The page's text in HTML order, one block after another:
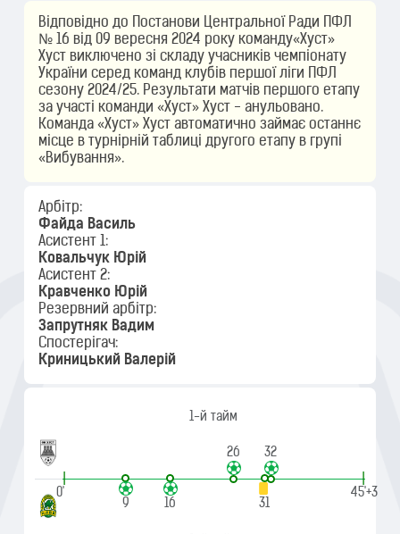
Відповідно до Постанови Центральної Ради ПФЛ
№ 16 від 09 вересня 2024 року команду«Хуст»
Хуст виключено зі складу учасників чемпіонату
України серед команд клубів першої ліги ПФЛ
сезону 2024/25. Результати матчів першого етапу
за участі команди «Хуст» Хуст - анульовано.
Команда «Хуст» Хуст автоматично займає останнє
місце в турнірній таблиці другого етапу в групі
«Вибування».
Арбітр:
Файда Василь
Асистент 1:
Ковальчук Юрій
Асистент 2:
Кравченко Юрій
Резервний арбітр:
Запрутняк Вадим
Спостерігач:
Криницький Валерій
1-й тайм
26 32
|
0'
9
16 31
|
45'+3